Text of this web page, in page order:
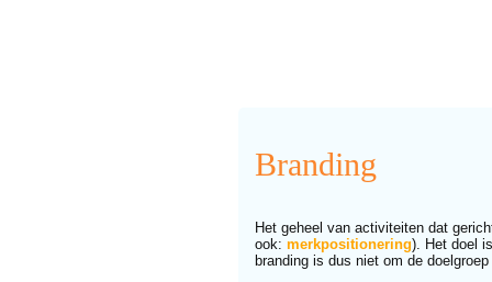
Branding
Het geheel van activiteiten dat
ook:merkpositionering). Het doel
branding is dus niet om de